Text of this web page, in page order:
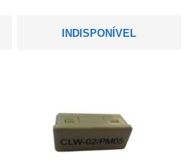
INDISPONÍVEL